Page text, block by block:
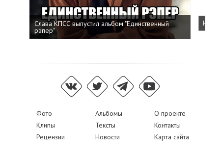
Слава КПСС выпустил альбом "Единственный
рэпер"
Фото Альбомы
О проекте
Клипы
Тексты
Контакты
Рецензии
Новости Карта сайта